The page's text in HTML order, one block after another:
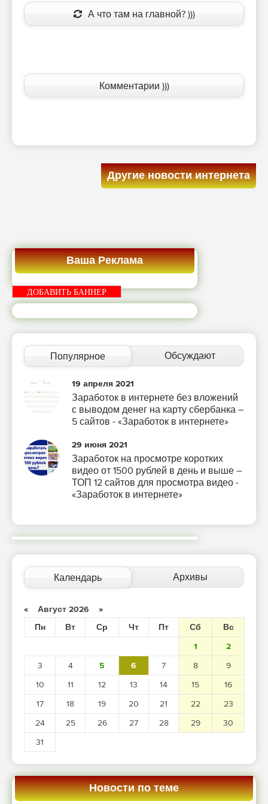
А что там на главной? )))
Комментарии )))
Другие новости интернета
Ваша Реклама
ДОБАВИТЬ БАННЕР
Популярное Обсуждают
19 апреля 2021
Заработок в интернете без вложений
с выводом денег на карту сбербанка –
5 сайтов - «Заработок в интернете»
29 июня 2021
Заработок на просмотре коротких
видео от 1500 рублей в день и выше –
ТОП 12 сайтов для просмотра видео -
«Заработок в интернете»
Календарь Архивы
« Август 2026 »
Пн
Вт Ср Чт Пт Сб
Вс
1
2
3
4 5 6 7 8
9
10
11 12 13 14 15
16
17
18 19 20 21 22
23
24
25 26 27 28 29
30
31
Новости по теме